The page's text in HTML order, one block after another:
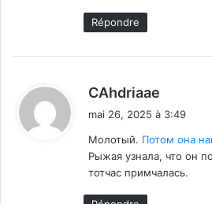
Répondre
CAhdriaae
:
mai 26, 2025 à 3:49
Молотый. Потом она
Рыжая узнала, что он
тотчас примчалась.